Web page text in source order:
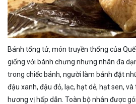
Bánh tống tử, món truyền thống của
giống với bánh chưng nhưng nhân đa
trong chiếc bánh, người làm bánh đặt
đậu xanh, đậu đỏ, lạc, hạt dẻ, hạt sen,
hương vị hấp dẫn. Toàn bộ nhân được